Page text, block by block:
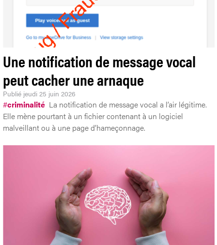
Une notification de message vocal
peut cacher une arnaque
Publié jeudi 25 juin 2026
#criminalité La notification de message vocal a l’air légitime.
Elle mène pourtant à un fichier contenant à un logiciel
malveillant ou à une page d’hameçonnage.